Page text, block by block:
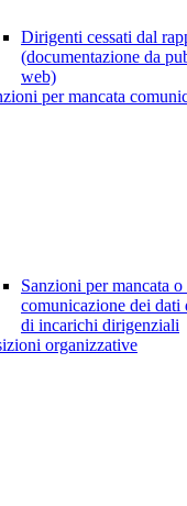
Dirigenti cessati dal
(documentazione da
web)
per mancata
Sanzioni per mancata
comunicazione dei dati
di incarichi dirigenziali
organizzative